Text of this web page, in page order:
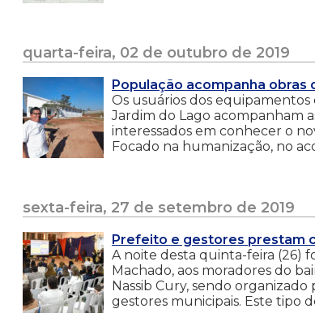
quarta-feira, 02 de outubro de 2019
População acompanha obras
Os usuários dos
Jardim do Lago acompanham
interessados em conhecer o
Focado na humanização, no
sexta-feira, 27 de setembro de 2019
Prefeito e gestores prestam
A noite desta quinta-feira (26)
Machado, aos moradores do
Nassib Cury, sendo
gestores municipais. Este tipo